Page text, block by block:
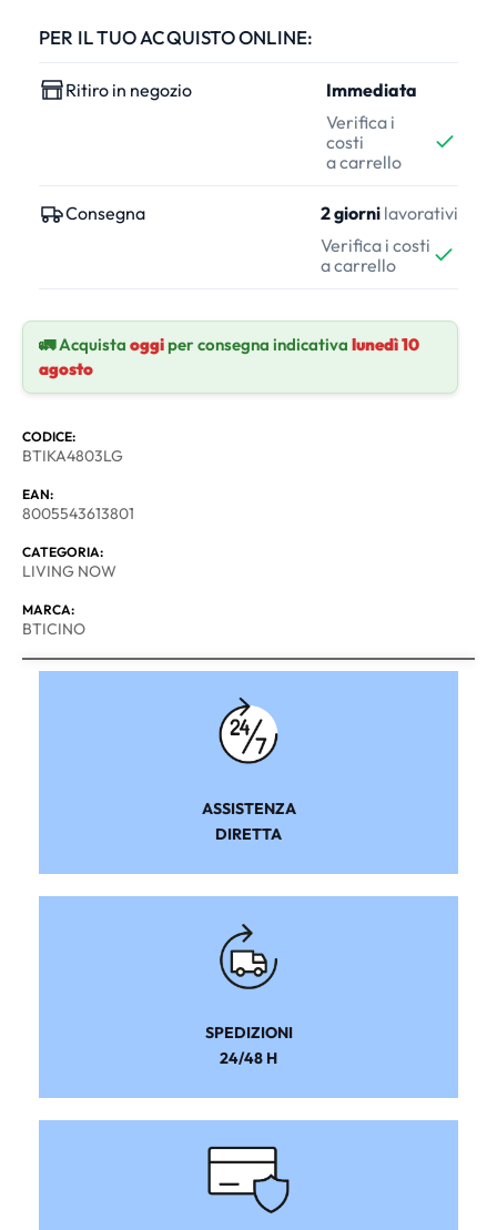
PER IL TUO ACQUISTO ONLINE:
Ritiro in negozio
Immediata
Verifica i
costi
a carrello
Consegna 2 giorni lavorativi
Verifica i costi
a carrello
🚛 Acquista oggiper consegna indicativa lunedì 10
agosto
CODICE:
BTIKA4803LG
EAN:
8005543613801
CATEGORIA:
LIVING NOW
MARCA:
BTICINO
ASSISTENZA
DIRETTA
SPEDIZIONI
24/48 H